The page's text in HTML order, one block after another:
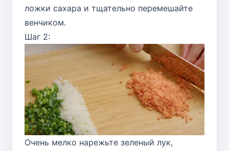
ложки сахара и тщательно перемешайте
венчиком.
Шаг 2:
Очень мелко нарежьте зеленый лук,